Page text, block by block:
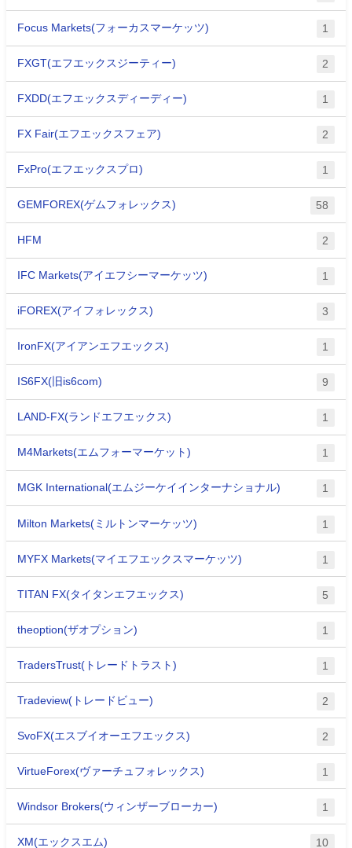
Focus Markets(フォーカスマーケッツ) 1
FXGT(エフエックスジーティー) 2
FXDD(エフエックスディーディー) 1
FX Fair(エフエックスフェア) 2
FxPro(エフエックスプロ) 1
GEMFOREX(ゲムフォレックス) 58
HFM 2
IFC Markets(アイエフシーマーケッツ) 1
iFOREX(アイフォレックス) 3
IronFX(アイアンエフエックス) 1
IS6FX(旧is6com) 9
LAND-FX(ランドエフエックス) 1
M4Markets(エムフォーマーケット) 1
MGK International(エムジーケイインターナショナル) 1
Milton Markets(ミルトンマーケッツ) 1
MYFX Markets(マイエフエックスマーケッツ) 1
TITAN FX(タイタンエフエックス) 5
theoption(ザオプション) 1
TradersTrust(トレードトラスト) 1
Tradeview(トレードビュー) 2
SvoFX(エスブイオーエフエックス) 2
VirtueForex(ヴァーチュフォレックス) 1
Windsor Brokers(ウィンザーブローカー) 1
XM(エックスエム) 10